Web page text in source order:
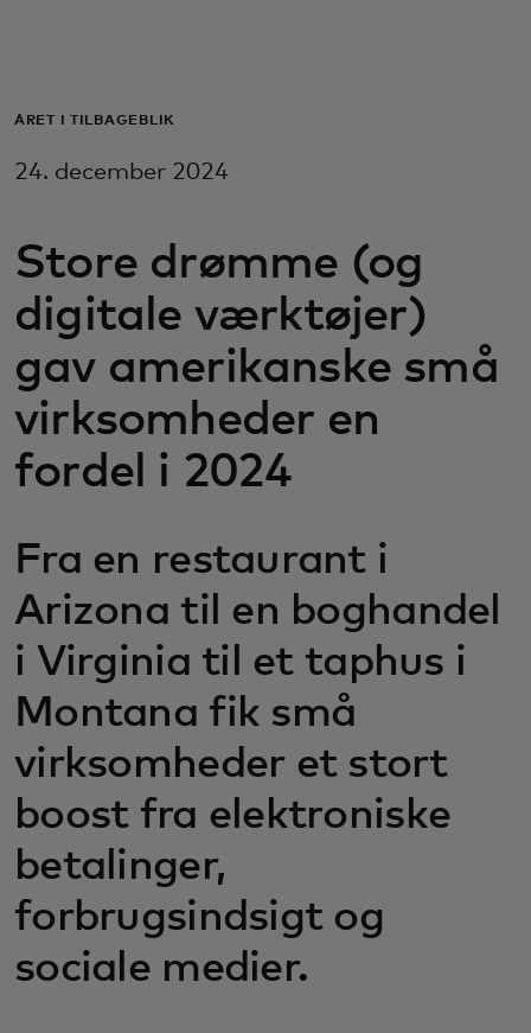
Til virksomheder
Til innovatører
Nyheder og trends
ÅRET I TILBAGEBLIK
24. december 2024
Store drømme (og
digitale værktøjer)
gav amerikanske små
virksomheder en
fordel i 2024
Fra en restaurant i
Arizona til en boghandel
i Virginia til et taphus i
Montana fik små
virksomheder et stort
boost fra elektroniske
betalinger,
forbrugsindsigt og
sociale medier.